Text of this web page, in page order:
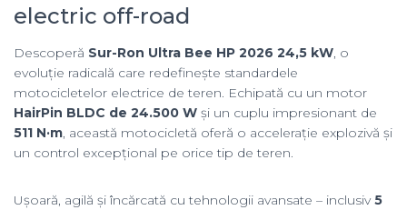
electric off-road
Descoperă Sur-Ron Ultra Bee HP 2026 24,5 kW, o
evoluție radicală care redefinește standardele
motocicletelor electrice de teren. Echipată cu un motor
HairPin BLDC de 24.500 W și un cuplu impresionant de
511 N·m, această motocicletă oferă o accelerație explozivă și
un control excepțional pe orice tip de teren.
Ușoară, agilă și încărcată cu tehnologii avansate – inclusiv5